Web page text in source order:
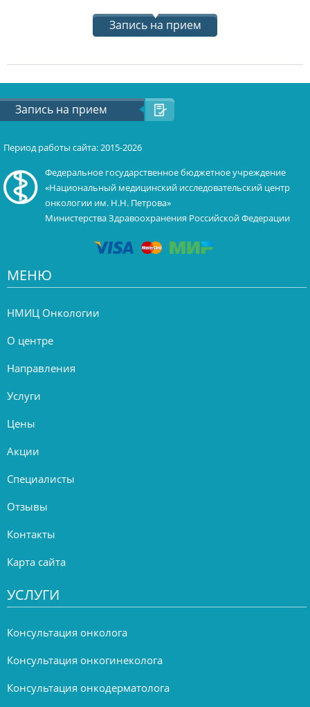
Запись на прием
Запись на прием
Период работы сайта: 2015-2026
Федеральное государственное бюджетное учреждение
«Национальный медицинский исследовательский центр
онкологии им. Н.Н. Петрова»
Министерства Здравоохранения Российской Федерации
МЕНЮ
НМИЦ Онкологии
О центре
Направления
Услуги
Цены
Акции
Специалисты
Отзывы
Контакты
Карта сайта
УСЛУГИ
Консультация онколога
Консультация онкогинеколога
Консультация онкодерматолога